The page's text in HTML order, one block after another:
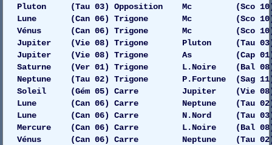
Pluton (Tau 03) Opposition Mc (Sco 10)
Lune (Can 06) Trigone Mc (Sco 10)
Vénus (Can 06) Trigone Mc (Sco 10)
Jupiter (Vie 08) Trigone Pluton (Tau
Jupiter (Vie 08) Trigone As (Cap 01)
Saturne (Ver 01) Trigone L.Noire (Bal
Neptune (Tau 02) Trigone P.Fortune (Sag
Soleil (Gém 05) Carre Jupiter (Vie 08)
Lune (Can 06) Carre Neptune (Tau 02)
Lune (Can 06) Carre N.Nord (Tau 03)
Mercure (Can 06) Carre L.Noire (Bal 08)
Vénus (Can 06) Carre Neptune (Tau 02)